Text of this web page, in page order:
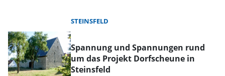
STEINSFELD
Spannung und Spannungen rund
um das Projekt Dorfscheune in
Steinsfeld